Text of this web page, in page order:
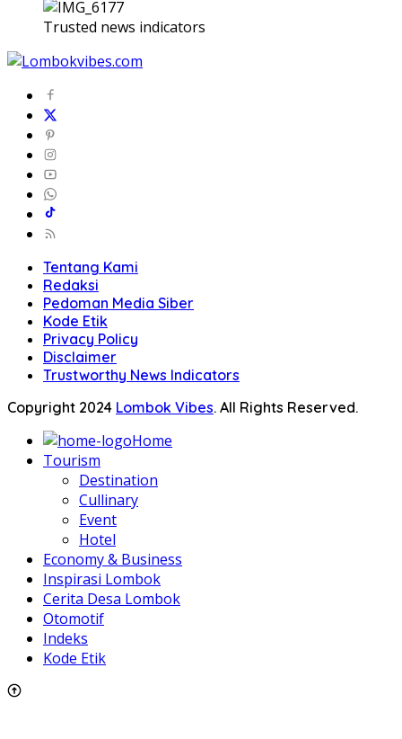
Trusted news indicators
Tentang Kami
Redaksi
Pedoman Media Siber
Kode Etik
Privacy Policy
Disclaimer
Trustworthy News Indicators
Copyright 2024 Lombok Vibes. All Rights Reserved.
Home
Tourism
Destination
Cullinary
Event
Hotel
Economy & Business
Inspirasi Lombok
Cerita Desa Lombok
Otomotif
Indeks
Kode Etik